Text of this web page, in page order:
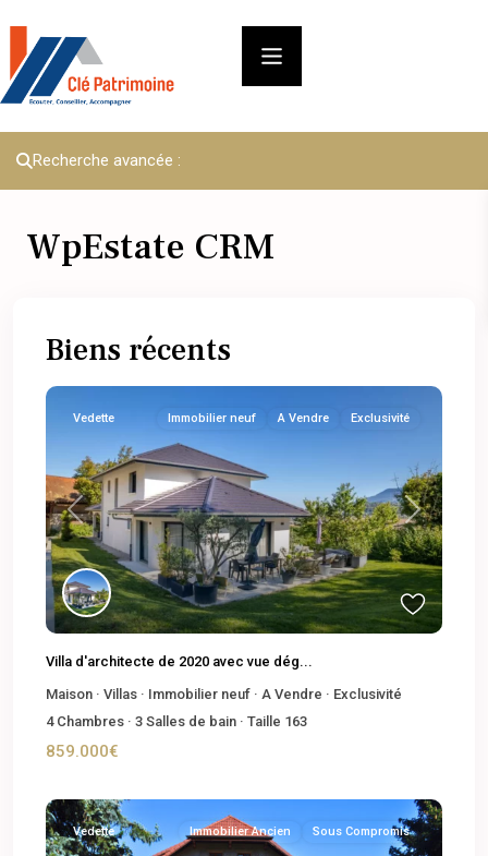
Recherche avancée :
WpEstate CRM
Biens récents
Previous Next
Vedette Immobilier neuf A Vendre Exclusivité
Villa d'architecte de 2020 avec vue dég...
Maison · Villas · Immobilier neuf · A Vendre · Exclusivité
4Chambres · 3 Salles de bain · Taille 163
859.000€
Vedette Immobilier Ancien Sous Compromis